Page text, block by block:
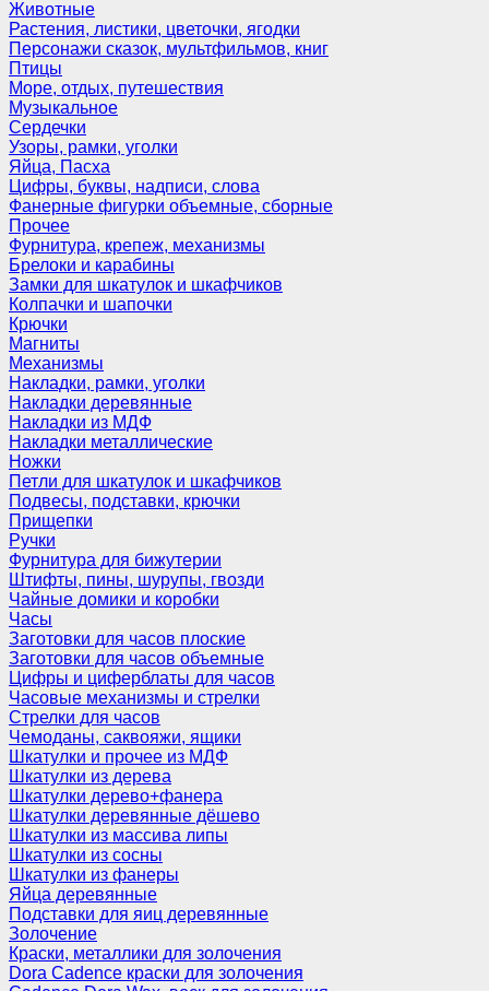
Животные
Растения, листики, цветочки, ягодки
Персонажи сказок, мультфильмов, книг
Птицы
Море, отдых, путешествия
Музыкальное
Сердечки
Узоры, рамки, уголки
Яйца, Пасха
Цифры, буквы, надписи, слова
Фанерные фигурки объемные, сборные
Прочее
Фурнитура, крепеж, механизмы
Брелоки и карабины
Замки для шкатулок и шкафчиков
Колпачки и шапочки
Крючки
Магниты
Механизмы
Накладки, рамки, уголки
Накладки деревянные
Накладки из МДФ
Накладки металлические
Ножки
Петли для шкатулок и шкафчиков
Подвесы, подставки, крючки
Прищепки
Ручки
Фурнитура для бижутерии
Штифты, пины, шурупы, гвозди
Чайные домики и коробки
Часы
Заготовки для часов плоские
Заготовки для часов объемные
Цифры и циферблаты для часов
Часовые механизмы и стрелки
Стрелки для часов
Чемоданы, саквояжи, ящики
Шкатулки и прочее из МДФ
Шкатулки из дерева
Шкатулки дерево+фанера
Шкатулки деревянные дёшево
Шкатулки из массива липы
Шкатулки из сосны
Шкатулки из фанеры
Яйца деревянные
Подставки для яиц деревянные
Золочение
Краски, металлики для золочения
Dora Cadence краски для золочения